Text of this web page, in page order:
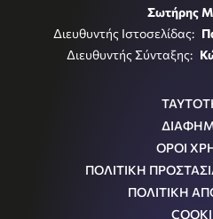
Σωτήρης
Διευθυντής Ιστοσελίδας:
Διευθυντής Σύνταξης:
ΟΡΟΙ
ΠΟΛΙΤΙΚΗ
ΠΟΛΙΤΙΚΗ